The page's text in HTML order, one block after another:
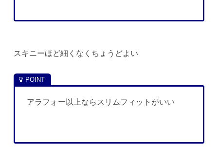
スキニーほど細くなくちょうどよい
アラフォー以上ならスリムフィットがいい